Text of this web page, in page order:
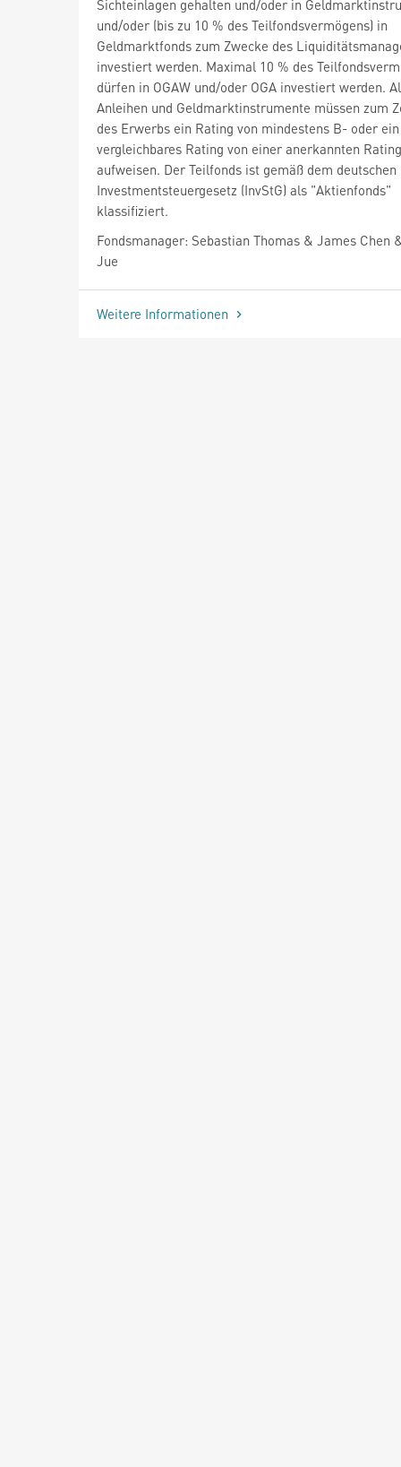
Sichteinlagen gehalten und/oder in
und/oder (bis zu 10 % des Teilfondsvermögens) in
Geldmarktfonds zum Zwecke des
investiert werden. Maximal 10 % des
dürfen in OGAW und/oder OGA investiert werden.
Anleihen und Geldmarktinstrumente müssen zum
des Erwerbs ein Rating von mindestens B- oder ein
vergleichbares Rating von einer anerkannten
aufweisen. Der Teilfonds ist gemäß dem deutschen
Investmentsteuergesetz (InvStG) als "Aktienfonds"
klassifiziert.
Fondsmanager: Sebastian Thomas & James Chen
Jue
Weitere Informationen